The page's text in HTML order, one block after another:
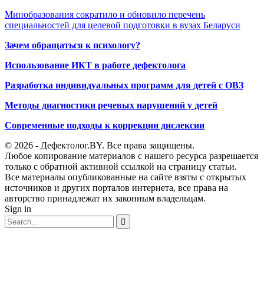
Минобразования сократило и обновило перечень
специальностей для целевой подготовки в вузах Беларуси
Зачем обращаться к психологу?
Использование ИКТ в работе дефектолога
Разработка индивидуальных программ для детей с ОВЗ
Методы диагностики речевых нарушений у детей
Современные подходы к коррекции дислексии
© 2026 - Дефектолог.BY. Все права защищены.
Любое копирование материалов с нашего ресурса разрешается
только с обратной активной ссылкой на страницу статьи.
Все материалы опубликованные на сайте взяты с открытых
источников и других порталов интернета, все права на
авторство принадлежат их законным владельцам.
Sign in